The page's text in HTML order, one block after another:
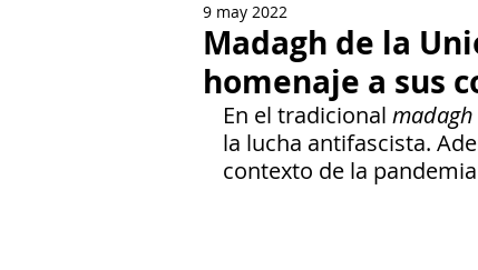
Madagh de la
homenaje a sus
9 may 2022
En el tradicional madagh
la lucha antifascista.
contexto de la